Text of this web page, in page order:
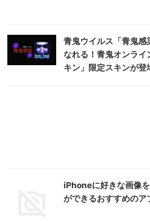
青鬼ウイルス「青鬼感
なれる！青鬼オンライ
キン」限定スキンが登
iPhoneに好きな画像
ができるおすすめのア